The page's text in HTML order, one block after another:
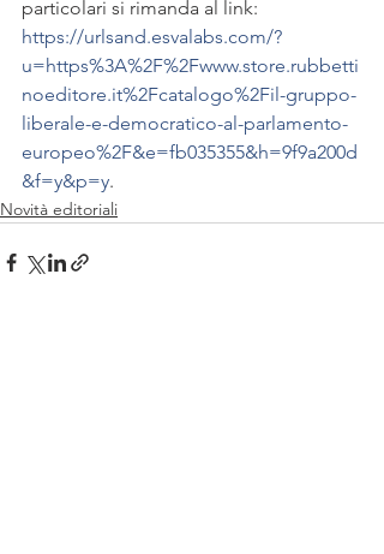
particolari si rimanda al link:
https://urlsand.esvalabs.com/?
u=https%3A%2F%2Fwww.store.rubbetti
noeditore.it%2Fcatalogo%2Fil-gruppo-
liberale-e-democratico-al-parlamento-
europeo%2F&e=fb035355&h=9f9a200d
&f=y&p=y.
Novità editoriali